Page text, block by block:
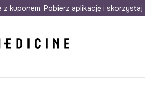
dostawa do salonów 30
z kuponem. Pobierz aplikację i skorzystaj